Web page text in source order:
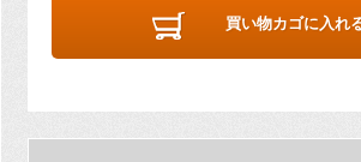
買い物カゴに入れ